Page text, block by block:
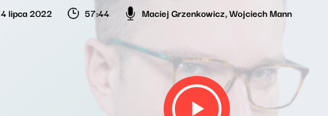
4 lipca 2022 57:44 Maciej Grzenkowicz,Wojciech Mann